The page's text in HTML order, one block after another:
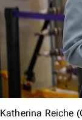
Katherina Reiche